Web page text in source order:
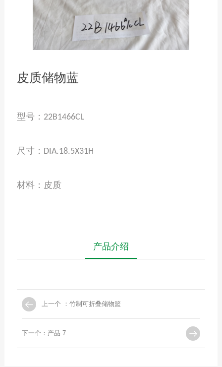
皮质储物蓝
型号 ： 22B1466CL
尺寸： DIA.18.5X31H
材料：皮质
产品介绍
上一个 ：竹制可折叠储物篮
下一个：产品 7